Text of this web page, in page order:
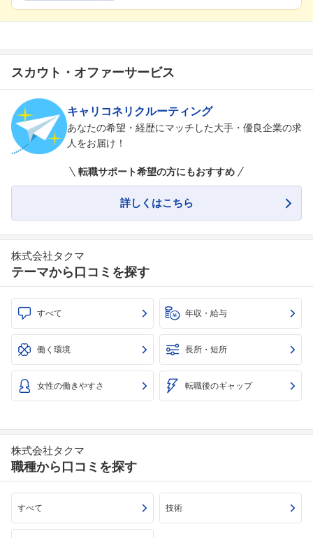
スカウト・オファーサービス
キャリコネリクルーティング
あなたの希望・経歴にマッチした大手・優良企業の求
人をお届け！
転職サポート希望の方にもおすすめ
詳しくはこちら
株式会社タクマ
テーマから口コミを探す
すべて 年収・給与
働く環境 長所・短所
女性の働きやすさ 転職後のギャップ
株式会社タクマ
職種から口コミを探す
すべて 技術